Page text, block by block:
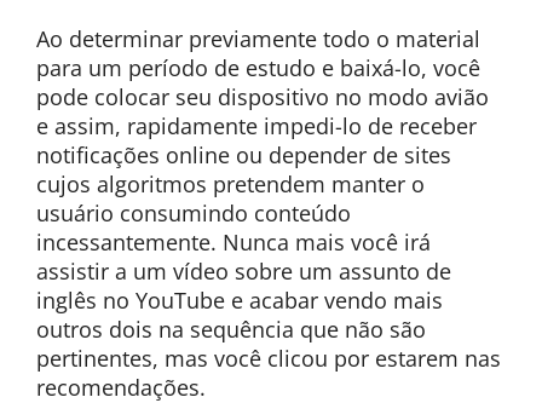
Ao determinar previamente todo o material
para um período de estudo e baixá-lo, você
pode colocar seu dispositivo no modo avião
e assim, rapidamente impedi-lo de receber
notificações online ou depender de sites
cujos algoritmos pretendem manter o
usuário consumindo conteúdo
incessantemente. Nunca mais você irá
assistir a um vídeo sobre um assunto de
inglês no YouTube e acabar vendo mais
outros dois na sequência que não são
pertinentes, mas você clicou por estarem nas
recomendações.